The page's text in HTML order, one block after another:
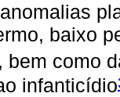
baixo
, bem como
infanticídio